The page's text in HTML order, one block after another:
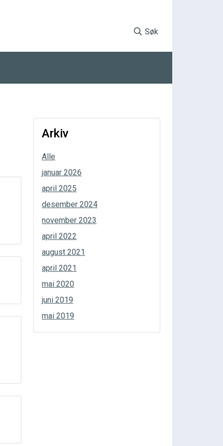
Søk
Arkiv
Alle
januar 2026
april 2025
desember 2024
november 2023
april 2022
august 2021
april 2021
mai 2020
juni 2019
mai 2019